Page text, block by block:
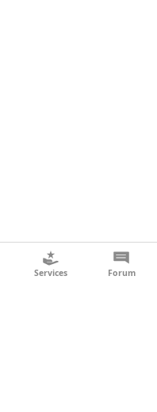
Services Forum